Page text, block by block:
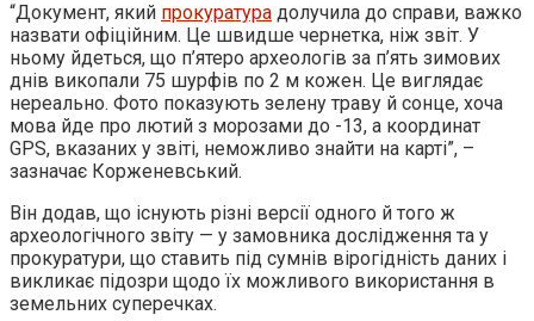
“Документ, який прокуратура долучила до справи, важко
назвати офіційним. Це швидше чернетка, ніж звіт. У
ньому йдеться, що п’ятеро археологів за п’ять зимових
днів викопали 75 шурфів по 2 м кожен. Це виглядає
нереально. Фото показують зелену траву й сонце, хоча
мова йде про лютий з морозами до -13, а координат
GPS, вказаних у звіті, неможливо знайти на карті”, –
зазначає Корженевський.
Він додав, що існують різні версії одного й того ж
археологічного звіту — у замовника дослідження та у
прокуратури, що ставить під сумнів вірогідність даних і
викликає підозри щодо їх можливого використання в
земельних суперечках.